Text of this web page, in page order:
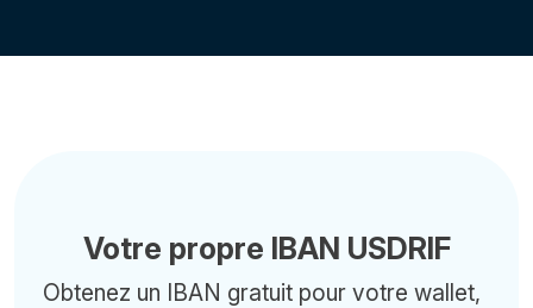
Votre propre IBAN USDRIF
Obtenez un IBAN gratuit pour votre wallet,